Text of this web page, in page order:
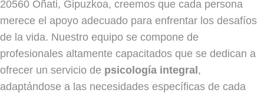
20560 Oñati, Gipuzkoa, creemos que cada persona
merece el apoyo adecuado para enfrentar los desafíos
de la vida. Nuestro equipo se compone de
profesionales altamente capacitados que se dedican a
ofrecer un servicio de psicología integral,
adaptándose a las necesidades específicas de cada